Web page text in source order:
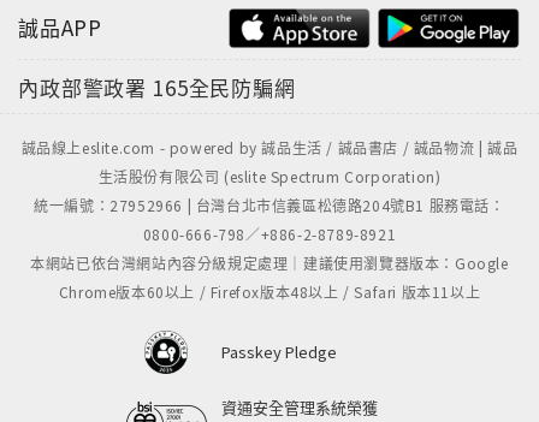
誠品APP
內政部警政署 165全民防騙網
誠品線上eslite.com - powered by 誠品生活 / 誠品書店 / 誠品物流 | 誠品
生活股份有限公司 (eslite Spectrum Corporation)
統一編號：27952966 | 台灣台北市信義區松德路204號B1 服務電話：
0800-666-798／+886-2-8789-8921
本網站已依台灣網站內容分級規定處理｜建議使用瀏覽器版本：Google
Chrome版本60以上 / Firefox版本48以上 / Safari 版本11以上
Passkey Pledge
資通安全管理系統榮獲